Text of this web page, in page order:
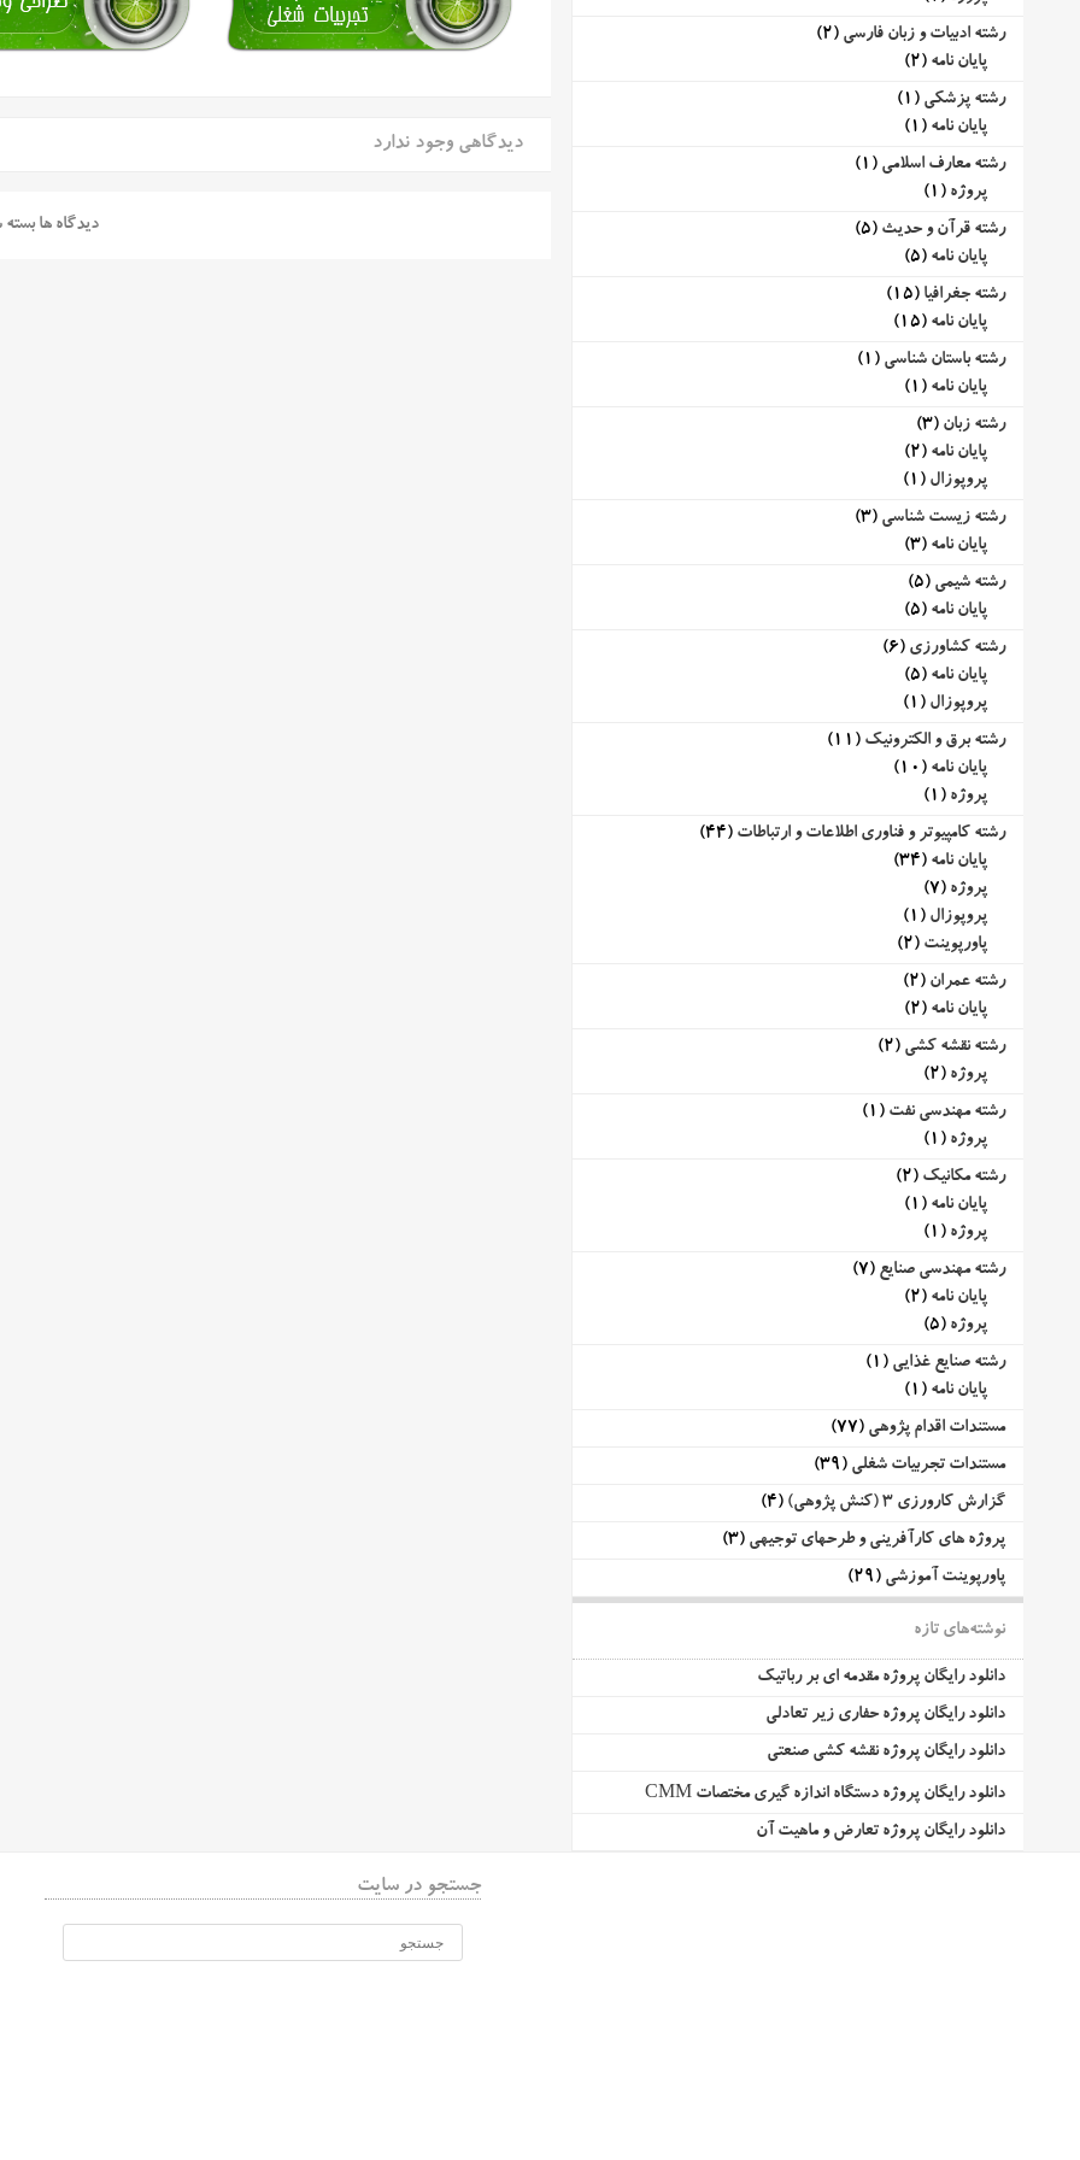
دیدگاهی وجود ندارد
دیدگاه ها
رشته ادبیات و زبان فارسی (2)
پایان نامه (2)
رشته پزشکی (1)
پایان نامه (1)
رشته معارف اسلامی (1)
پروژه (1)
رشته قرآن و حدیث (5)
پایان نامه (5)
رشته جغرافیا (15)
پایان نامه (15)
رشته باستان شناسی (1)
پایان نامه (1)
رشته زبان (3)
پایان نامه (2)
پروپوزال (1)
رشته زیست شناسی (3)
پایان نامه (3)
رشته شیمی (5)
پایان نامه (5)
رشته کشاورزی (6)
پایان نامه (5)
پروپوزال (1)
رشته برق و الکترونیک (11)
پایان نامه (10)
پروژه (1)
رشته کامپیوتر و فناوری اطلاعات و ارتباطات (44)
پایان نامه (34)
پروژه (7)
پروپوزال (1)
پاورپوینت (2)
رشته عمران (2)
پایان نامه (2)
رشته نقشه کشی (2)
پروژه (2)
رشته مهندسی نفت (1)
پروژه (1)
رشته مکانیک (2)
پایان نامه (1)
پروژه (1)
رشته مهندسی صنایع (7)
پایان نامه (2)
پروژه (5)
رشته صنایع غذایی (1)
پایان نامه (1)
مستندات اقدام پژوهی (77)
مستندات تجربیات شغلی (39)
گزارش کارورزی 3 (کنش پژوهی)
(4)
پروژه های کارآفرینی و طرحهای توجیهی (3)
پاورپوینت آموزشی (29)
نوشته‌های تازه
دانلود رایگان پروژه مقدمه ای بر رباتیک
دانلود رایگان پروژه حفاری زیر تعادلی
دانلود رایگان پروژه نقشه کشی صنعتی
دانلود رایگان پروژه دستگاه اندازه گیری مختصات CMM
دانلود رایگان پروژه تعارض و ماهیت آن
جستجو در سایت